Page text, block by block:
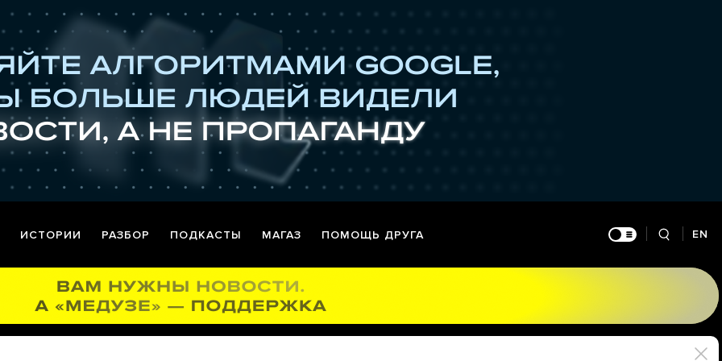
ИСТОРИИ РАЗБОР ПОДКАСТЫ МАГАЗ ПОМОЩЬ ДРУГА EN